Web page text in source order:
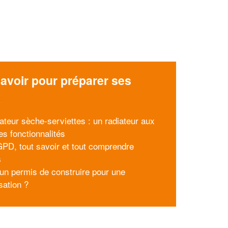
pour préparer ses
sèche-serviettes : un radiateur aux
fonctionnalités
tout savoir et tout comprendre
permis de construire pour une
?